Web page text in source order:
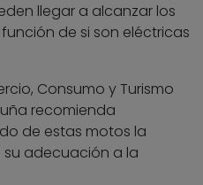
llegar a alcanzar los
de si son eléctricas
Consumo y Turismo
recomienda
de estas motos la
adecuación a la